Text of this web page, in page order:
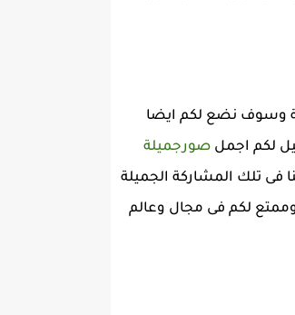
وسوف نضع لكم ايضا
لكم اجمل صورجميلة
فى تلك المشاركة الجميلة
وممتع لكم فى مجال وعالم